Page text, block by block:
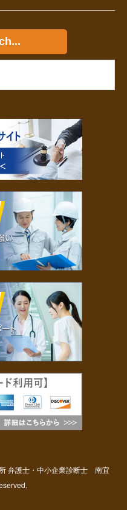
弁護士・中小企業診断士 南宜